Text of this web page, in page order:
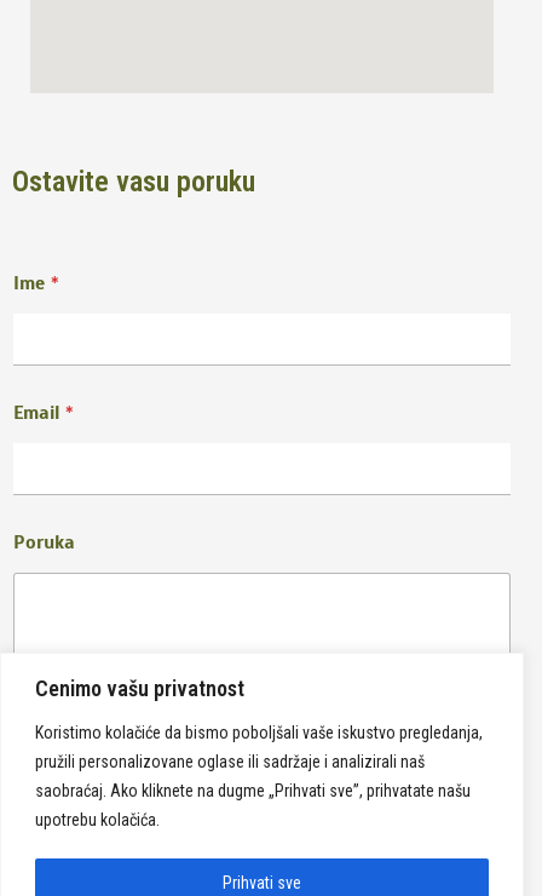
Cenimo vašu privatnost
Koristimo kolačiće da bismo poboljšali vaše iskustvo pregledanja,
pružili personalizovane oglase ili sadržaje i analizirali naš
saobraćaj. Ako kliknete na dugme „Prihvati sve”, prihvatate našu
upotrebu kolačića.
Prihvati sve
Ostavite vasu poruku
Ime *
Email *
Poruka
Pošalji